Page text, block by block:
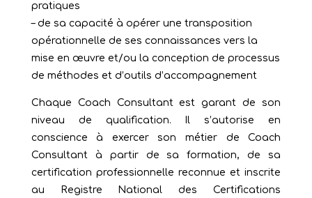
pratiques
– de sa capacité à opérer une transposition
opérationnelle de ses connaissances vers la
mise en œuvre et/ou la conception de processus
de méthodes et d’outils d’accompagnement
Chaque Coach Consultant est garant de son
niveau de qualification. Il s’autorise en
conscience à exercer son métier de Coach
Consultant à partir de sa formation, de sa
certification professionnelle reconnue et inscrite
au Registre National des Certifications